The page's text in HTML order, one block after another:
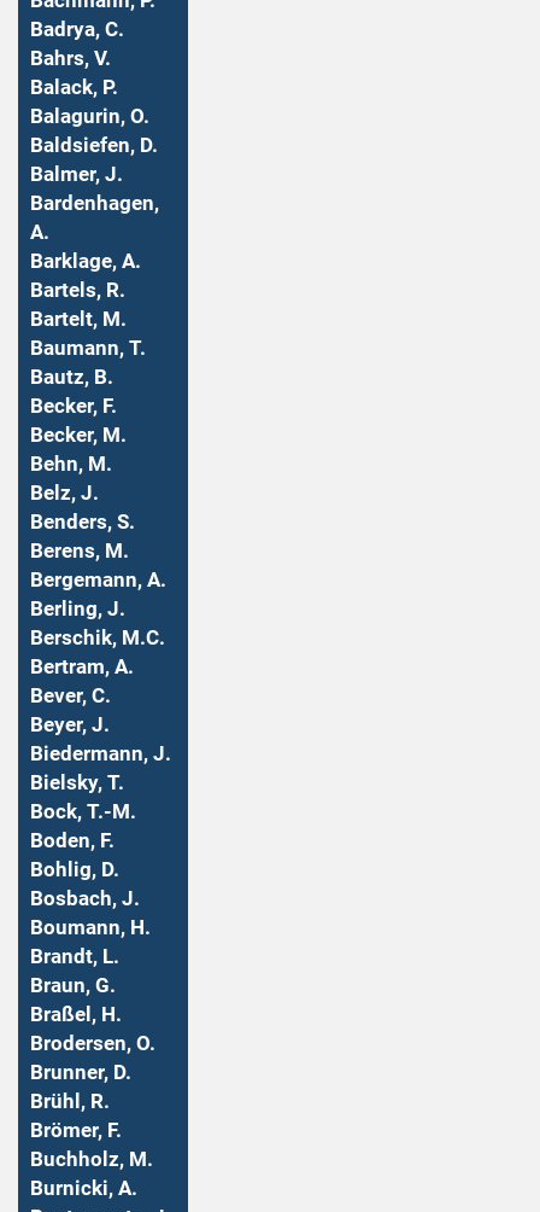
Badrya, C.
Bahrs, V.
Balack, P.
Balagurin, O.
Baldsiefen, D.
Balmer, J.
Bardenhagen,
A.
Barklage, A.
Bartels, R.
Bartelt, M.
Baumann, T.
Bautz, B.
Becker, F.
Becker, M.
Behn, M.
Belz, J.
Benders, S.
Berens, M.
Bergemann, A.
Berling, J.
Berschik, M.C.
Bertram, A.
Bever, C.
Beyer, J.
Biedermann, J.
Bielsky, T.
Bock, T.-M.
Boden, F.
Bohlig, D.
Bosbach, J.
Boumann, H.
Brandt, L.
Braun, G.
Braßel, H.
Brodersen, O.
Brunner, D.
Brühl, R.
Brömer, F.
Buchholz, M.
Burnicki, A.